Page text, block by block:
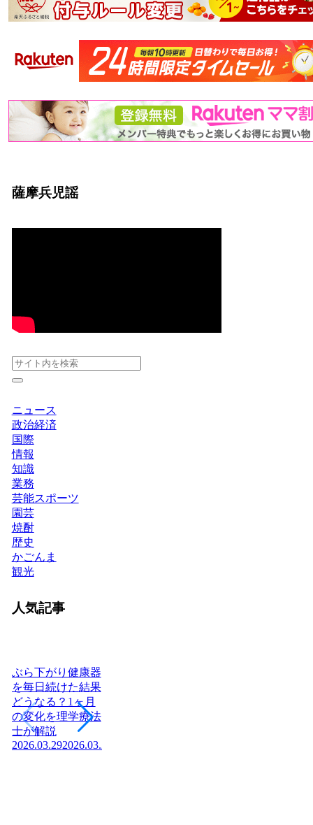
薩摩兵児謡
ニュース
政治経済
国際
情報
知識
業務
芸能スポーツ
園芸
焼酎
歴史
かごんま
観光
人気記事
ぶら下がり健康器
を毎日続けた結果
どうなる？1ヶ月
の変化を理学療法
士が解説
2026.03.292026.03.29